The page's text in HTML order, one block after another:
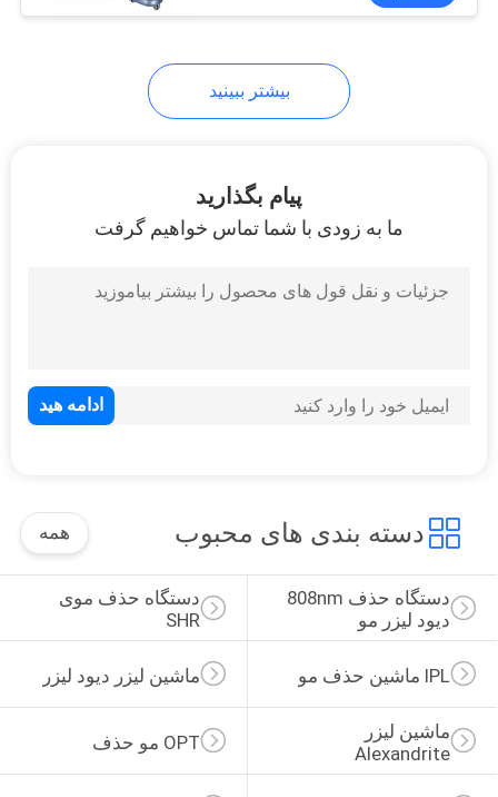
دستگاه لاغری خلاء
29
ماشین زیبایی چند
منظوره
59
29
بیشتر ببینید
پیام بگذارید
ما به زودی با شما تماس خواهیم گرفت
دسته بندی های محبوب همه
دستگاه حذف موی
SHR
دیود لیزر مو
ماشین لیزر دیود لیزر IPL ماشین حذف مو
OPT مو حذف
ماشین لیزر
Alexandrite